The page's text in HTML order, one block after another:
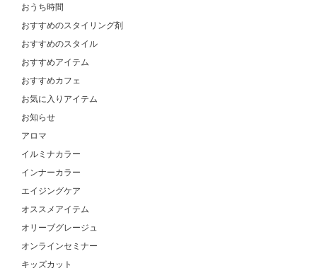
おうち時間
おすすめのスタイリング剤
おすすめのスタイル
おすすめアイテム
おすすめカフェ
お気に入りアイテム
お知らせ
アロマ
イルミナカラー
インナーカラー
エイジングケア
オススメアイテム
オリーブグレージュ
オンラインセミナー
キッズカット